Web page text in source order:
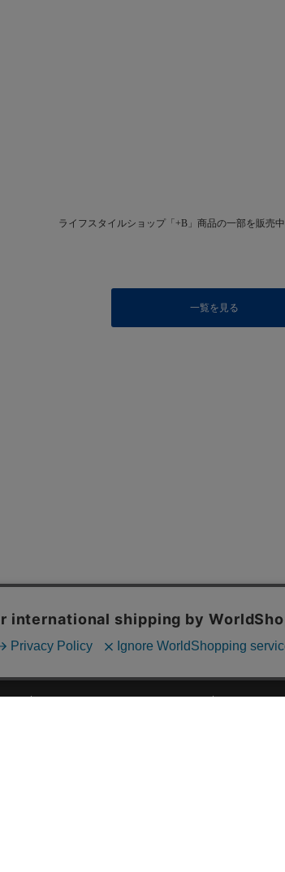
ライフスタイルショップ「+B」商品の一部を販売中
一覧を見る